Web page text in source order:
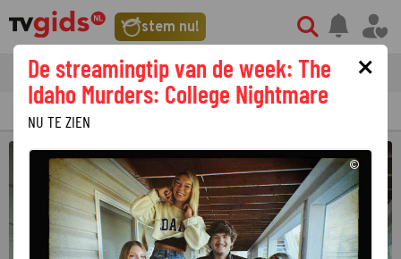
stem nu!
tvgids streaming nieuws
PRIMETIME GEMIST
×
De streamingtip van de week: The
Idaho Murders: College Nightmare
NU TE ZIEN
©